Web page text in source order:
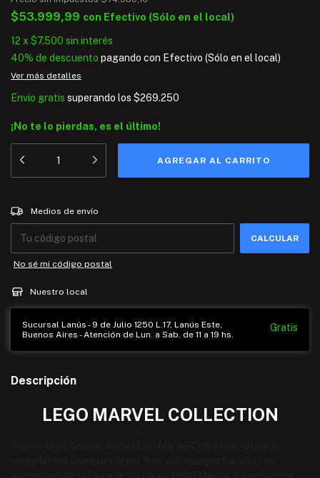
$53.999,99 con Efectivo (Sólo en el local)
12 x $7.500 sin interés
40% de descuento pagando con Efectivo (Sólo en el local)
Ver más detalles
Envío gratis superando los $269.250
¡No te lo pierdas, es el último!
Entregas para el CP:
Medios de envío
CALCULAR
No sé mi código postal
Nuestro local
Sucursal Lanús - 9 de Julio 1250 L.17, Lanús Este,
Buenos Aires - Atención de Lun. a Sab. de 11 a 19 hs.
Gratis
Descripción
LEGO MARVEL COLLECTION